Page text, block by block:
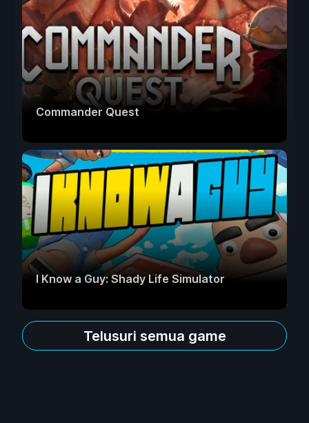
Commander Quest
I Know a Guy: Shady Life Simulator
Telusuri semua game